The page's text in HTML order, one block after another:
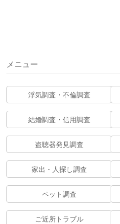
メニュー
浮気調査・不倫調査
結婚調査・信用調査
盗聴器発見調査
家出・人探し調査
ペット調査
ご近所トラブル